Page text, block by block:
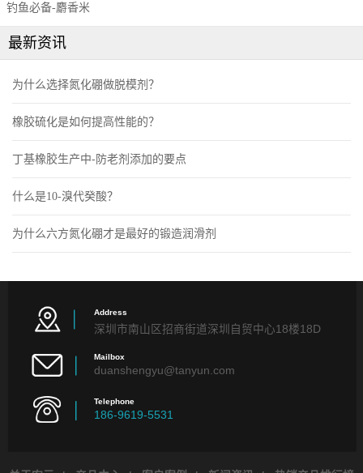
钓鱼必备-麝香米
最新资讯
为什么选择氮化硼做脱模剂？
橡胶硫化是如何提高性能的？
丁基橡胶生产中-防老剂添加的要点
什么是10-溴代癸酸？
为什么六方氮化硼才是最好的锻造润滑剂
Address
深圳市南山区招商街道深圳自贸中心18楼18D
Mailbox
duanshengyu@tanyun.com
Telephone
186-9619-5531